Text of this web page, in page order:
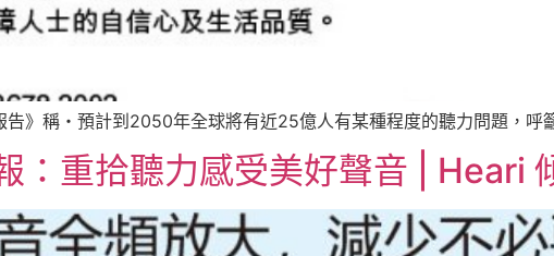
告》稱・預計到2050年全球將有近25億人有某種程度的聽力問題，呼
：重拾聽力感受美好聲音 | Heari